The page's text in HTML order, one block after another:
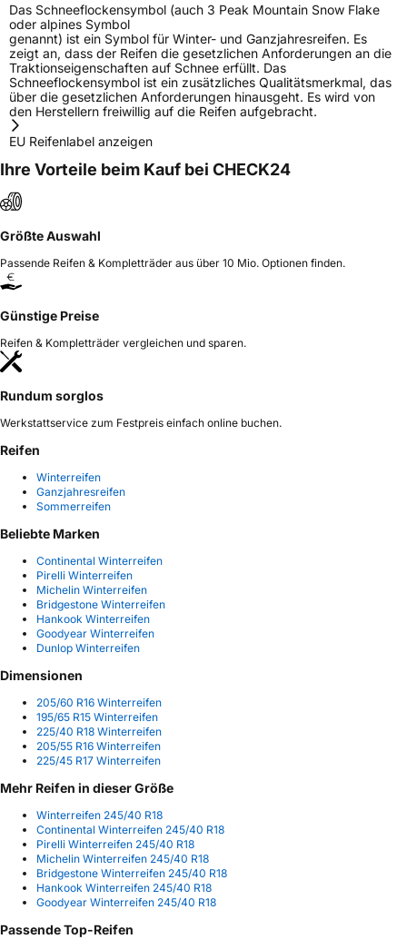
Das Schneeflockensymbol (auch 3 Peak Mountain Snow Flake
oder alpines Symbol
genannt) ist ein Symbol für Winter- und Ganzjahresreifen. Es
zeigt an, dass der Reifen die gesetzlichen Anforderungen an die
Traktionseigenschaften auf Schnee erfüllt. Das
Schneeflockensymbol ist ein zusätzliches Qualitätsmerkmal, das
über die gesetzlichen Anforderungen hinausgeht. Es wird von
den Herstellern freiwillig auf die Reifen aufgebracht.
EU Reifenlabel anzeigen
Ihre Vorteile beim Kauf bei CHECK24
Größte Auswahl
Passende Reifen & Kompletträder aus über 10 Mio. Optionen finden.
Günstige Preise
Reifen & Kompletträder vergleichen und sparen.
Rundum sorglos
Werkstattservice zum Festpreis einfach online buchen.
Reifen
Winterreifen
Ganzjahresreifen
Sommerreifen
Beliebte Marken
Continental Winterreifen
Pirelli Winterreifen
Michelin Winterreifen
Bridgestone Winterreifen
Hankook Winterreifen
Goodyear Winterreifen
Dunlop Winterreifen
Dimensionen
205/60 R16 Winterreifen
195/65 R15 Winterreifen
225/40 R18 Winterreifen
205/55 R16 Winterreifen
225/45 R17 Winterreifen
Mehr Reifen in dieser Größe
Winterreifen 245/40 R18
Continental Winterreifen 245/40 R18
Pirelli Winterreifen 245/40 R18
Michelin Winterreifen 245/40 R18
Bridgestone Winterreifen 245/40 R18
Hankook Winterreifen 245/40 R18
Goodyear Winterreifen 245/40 R18
Passende Top-Reifen